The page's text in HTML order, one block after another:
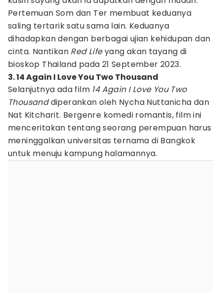
Pertemuan Som dan Ter membuat keduanya
saling tertarik satu sama lain. Keduanya
dihadapkan dengan berbagai ujian kehidupan dan
cinta. Nantikan Red Lifeyang akan tayang di
bioskop Thailand pada 21 September 2023.
3. 14 Again I Love You Two Thousand
Selanjutnya ada film 14 Again I Love You Two
Thousanddiperankan oleh Nycha Nuttanicha dan
Nat Kitcharit. Bergenre komedi romantis, film ini
menceritakan tentang seorang perempuan harus
meninggalkan universitas ternama di Bangkok
untuk menuju kampung halamannya.